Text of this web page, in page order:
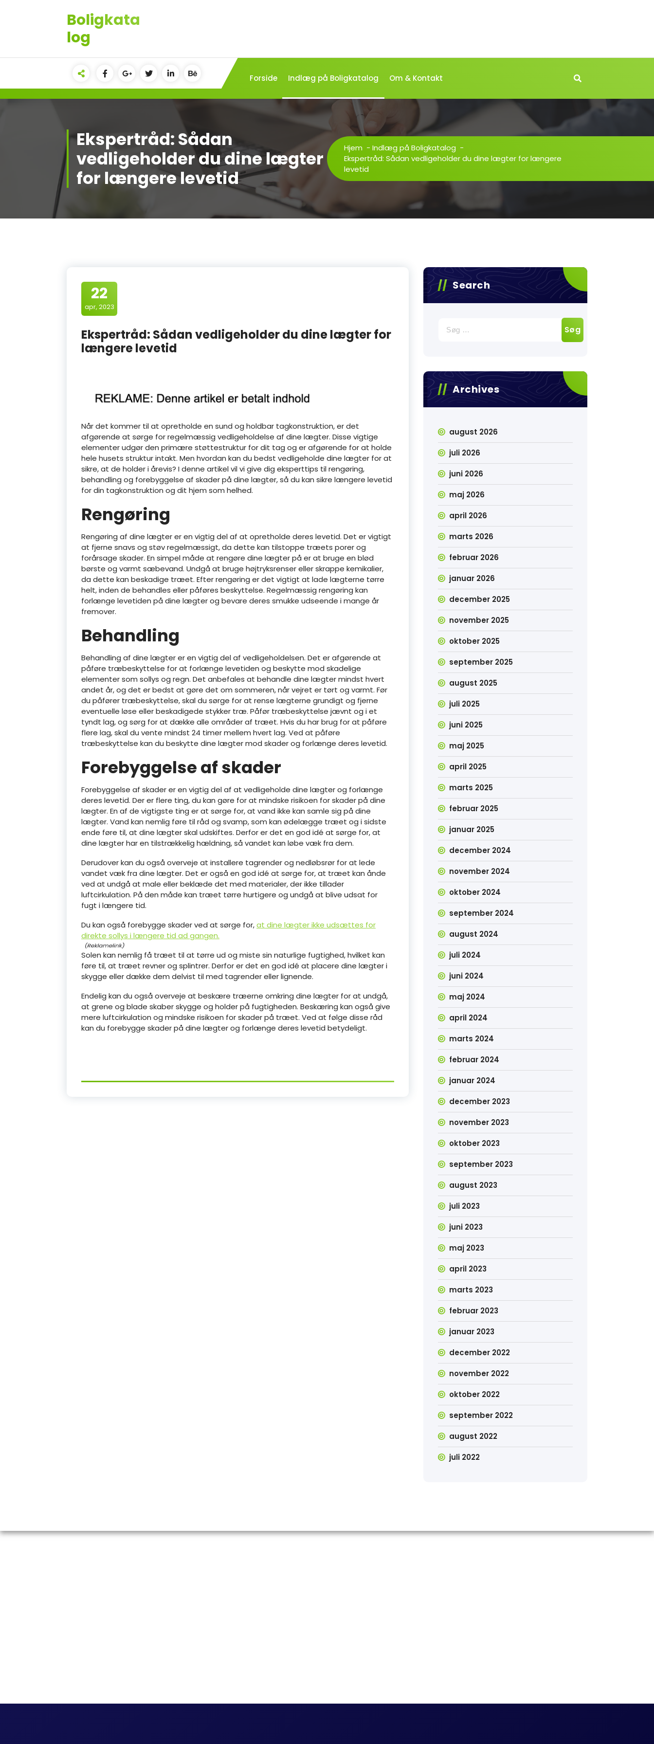
Boligkata
log
Forside Indlæg på Boligkatalog Om & Kontakt
Ekspertråd: Sådan
vedligeholder du dine lægter
for længere levetid
Hjem - Indlæg på Boligkatalog -
Ekspertråd: Sådan vedligeholder du dine lægter for længere
levetid
22
apr, 2023
Ekspertråd: Sådan vedligeholder du dine lægter for
længere levetid
Når det kommer til at opretholde en sund og holdbar tagkonstruktion, er det
afgørende at sørge for regelmæssig vedligeholdelse af dine lægter. Disse vigtige
elementer udgør den primære støttestruktur for dit tag og er afgørende for at holde
hele husets struktur intakt. Men hvordan kan du bedst vedligeholde dine lægter for at
sikre, at de holder i årevis? I denne artikel vil vi give dig eksperttips til rengøring,
behandling og forebyggelse af skader på dine lægter, så du kan sikre længere levetid
for din tagkonstruktion og dit hjem som helhed.
Rengøring
Rengøring af dine lægter er en vigtig del af at opretholde deres levetid. Det er vigtigt
at fjerne snavs og støv regelmæssigt, da dette kan tilstoppe træets porer og
forårsage skader. En simpel måde at rengøre dine lægter på er at bruge en blød
børste og varmt sæbevand. Undgå at bruge højtryksrenser eller skrappe kemikalier,
da dette kan beskadige træet. Efter rengøring er det vigtigt at lade lægterne tørre
helt, inden de behandles eller påføres beskyttelse. Regelmæssig rengøring kan
forlænge levetiden på dine lægter og bevare deres smukke udseende i mange år
fremover.
Behandling
Behandling af dine lægter er en vigtig del af vedligeholdelsen. Det er afgørende at
påføre træbeskyttelse for at forlænge levetiden og beskytte mod skadelige
elementer som sollys og regn. Det anbefales at behandle dine lægter mindst hvert
andet år, og det er bedst at gøre det om sommeren, når vejret er tørt og varmt. Før
du påfører træbeskyttelse, skal du sørge for at rense lægterne grundigt og fjerne
eventuelle løse eller beskadigede stykker træ. Påfør træbeskyttelse jævnt og i et
tyndt lag, og sørg for at dække alle områder af træet. Hvis du har brug for at påføre
flere lag, skal du vente mindst 24 timer mellem hvert lag. Ved at påføre
træbeskyttelse kan du beskytte dine lægter mod skader og forlænge deres levetid.
Forebyggelse af skader
Forebyggelse af skader er en vigtig del af at vedligeholde dine lægter og forlænge
deres levetid. Der er flere ting, du kan gøre for at mindske risikoen for skader på dine
lægter. En af de vigtigste ting er at sørge for, at vand ikke kan samle sig på dine
lægter. Vand kan nemlig føre til råd og svamp, som kan ødelægge træet og i sidste
ende føre til, at dine lægter skal udskiftes. Derfor er det en god idé at sørge for, at
dine lægter har en tilstrækkelig hældning, så vandet kan løbe væk fra dem.
Derudover kan du også overveje at installere tagrender og nedløbsrør for at lede
vandet væk fra dine lægter. Det er også en god idé at sørge for, at træet kan ånde
ved at undgå at male eller beklæde det med materialer, der ikke tillader
luftcirkulation. På den måde kan træet tørre hurtigere og undgå at blive udsat for
fugt i længere tid.
Du kan også forebygge skader ved at sørge for,at dine lægter ikke udsættes for
direkte sollys i længere tid ad gangen.
Solen kan nemlig få træet til at tørre ud og miste sin naturlige fugtighed, hvilket kan
føre til, at træet revner og splintrer. Derfor er det en god idé at placere dine lægter i
skygge eller dække dem delvist til med tagrender eller lignende.
Endelig kan du også overveje at beskære træerne omkring dine lægter for at undgå,
at grene og blade skaber skygge og holder på fugtigheden. Beskæring kan også give
mere luftcirkulation og mindske risikoen for skader på træet. Ved at følge disse råd
kan du forebygge skader på dine lægter og forlænge deres levetid betydeligt.
Search
efter:
Archives
august 2026
juli 2026
juni 2026
maj 2026
april 2026
marts 2026
februar 2026
januar 2026
december 2025
november 2025
oktober 2025
september 2025
august 2025
juli 2025
juni 2025
maj 2025
april 2025
marts 2025
februar 2025
januar 2025
december 2024
november 2024
oktober 2024
september 2024
august 2024
juli 2024
juni 2024
maj 2024
april 2024
marts 2024
februar 2024
januar 2024
december 2023
november 2023
oktober 2023
september 2023
august 2023
juli 2023
juni 2023
maj 2023
april 2023
marts 2023
februar 2023
januar 2023
december 2022
november 2022
oktober 2022
september 2022
august 2022
juli 2022